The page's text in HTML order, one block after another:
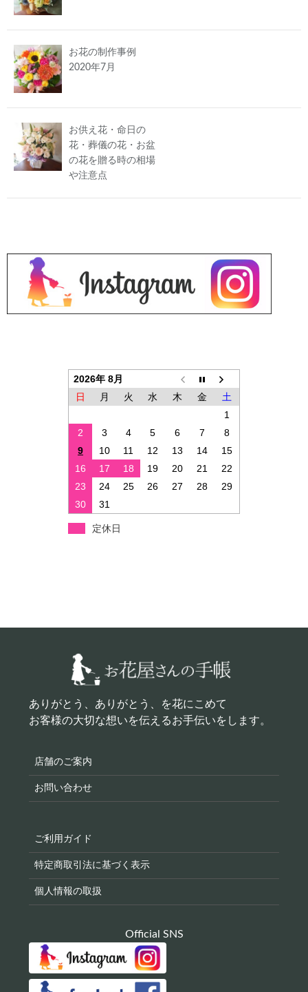
お花の制作事例
2020年7月
お供え花・命日の
花・葬儀の花・お盆
の花を贈る時の相場
や注意点
2026年 8月
日
月 火 水 木 金
土
1
2
3 4 5 6 7
8
9
10 11 12 13 14
15
16
17 18 19 20 21
22
23
24 25 26 27 28
29
30
31
定休日
ありがとう、ありがとう、を花にこめて
お客様の大切な想いを伝えるお手伝いをします。
店舗のご案内
お問い合わせ
ご利用ガイド
特定商取引法に基づく表示
個人情報の取扱
Official SNS